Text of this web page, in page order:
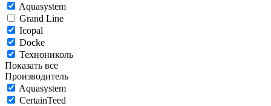
Aquasystem
Grand Line
Icopal
Docke
Технониколь
Показать все
Производитель
Aquasystem
CertainTeed